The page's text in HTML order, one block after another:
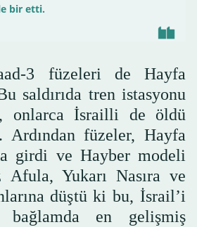
bir etti.
3 füzeleri de Hayfa
saldırıda tren istasyonu
onlarca İsrailli de öldü
Ardından füzeler, Hayfa
girdi ve Hayber modeli
Yukarı Nasıra ve
düştü ki bu, İsrail’i
en gelişmiş